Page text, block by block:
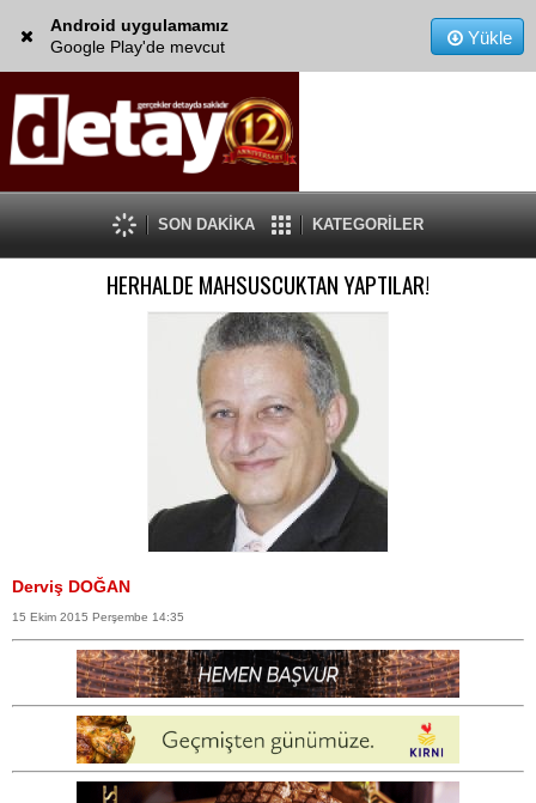
Android uygulamamız
Google Play'de mevcut
Yükle
SON DAKİKA KATEGORİLER
HERHALDE MAHSUSCUKTAN YAPTILAR!
Derviş DOĞAN
15 Ekim 2015 Perşembe 14:35